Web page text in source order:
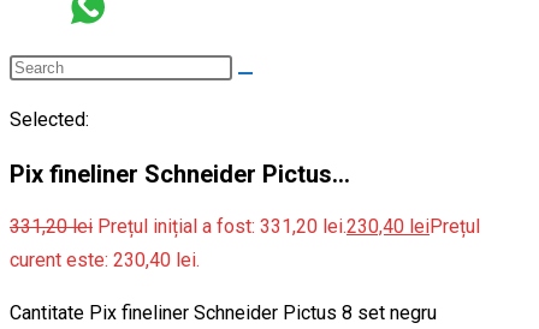
Selected:
Pix fineliner Schneider Pictus…
331,20lei Prețul inițial a fost: 331,20 lei.230,40 leiPrețul
curent este: 230,40 lei.
Cantitate Pix fineliner Schneider Pictus 8 set negru